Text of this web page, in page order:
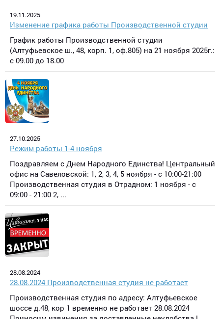
19.11.2025
Изменение графика работы Производственной студии
График работы Производственной студии
(Алтуфьевское ш., 48, корп. 1, оф.805) на 21 ноября 2025г.:
с 09.00 до 18.00
27.10.2025
Режим работы 1-4 ноября
Поздравляем с Днем Народного Единства! Центральный
офис на Савеловской: 1, 2, 3, 4, 5 ноября - с 10:00-21:00
Производственная студия в Отрадном: 1 ноября - с
09:00 - 21:00 2, ...
28.08.2024
28.08.2024 Производственная студия не работает
Производственная студия по адресу: Алтуфьевское
шоссе д.48, кор 1 временно не работает 28.08.2024